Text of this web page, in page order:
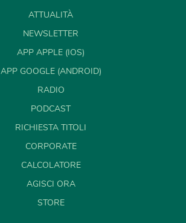
ATTUALITÀ
NEWSLETTER
APP APPLE (IOS)
APP GOOGLE (ANDROID)
RADIO
PODCAST
RICHIESTA TITOLI
CORPORATE
CALCOLATORE
AGISCI ORA
STORE